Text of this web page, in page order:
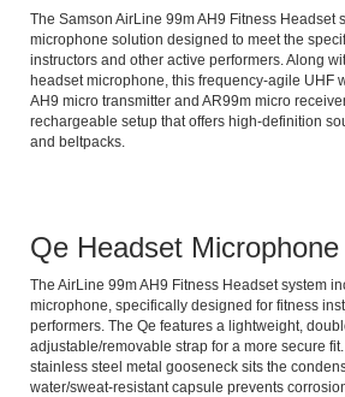
The Samson AirLine 99m AH9 Fitness Headset
microphone solution designed to meet the
instructors and other active performers. Along
headset microphone, this frequency-agile UHF
AH9 micro transmitter and AR99m micro
rechargeable setup that offers high-definition
and beltpacks.
Qe Headset Microphone
The AirLine 99m AH9 Fitness Headset system
microphone, specifically designed for fitness
performers. The Qe features a lightweight,
adjustable/removable strap for a more secure
stainless steel metal gooseneck sits the
water/sweat-resistant capsule prevents